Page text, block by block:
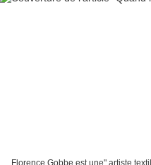
Florence Gobbe est une" artiste